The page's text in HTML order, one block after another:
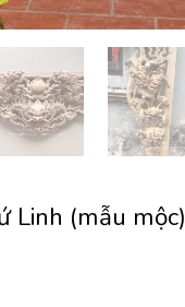
Linh (mẫu mộc)